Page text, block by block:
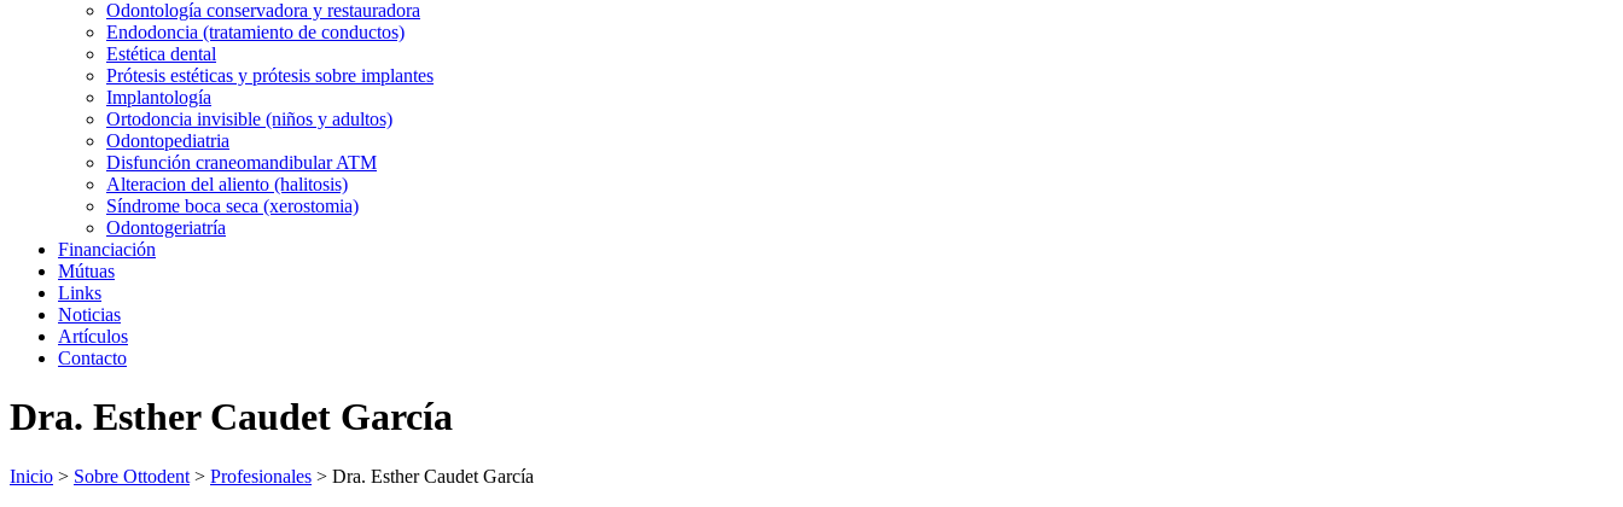
Odontología conservadora y restauradora
Endodoncia (tratamiento de conductos)
Estética dental
Prótesis estéticas y prótesis sobre implantes
Implantología
Ortodoncia invisible (niños y adultos)
Odontopediatria
Disfunción craneomandibular ATM
Alteracion del aliento (halitosis)
Síndrome boca seca (xerostomia)
Odontogeriatría
Financiación
Mútuas
Links
Noticias
Artículos
Contacto
Dra. Esther Caudet García
Inicio > Sobre Ottodent > Profesionales > Dra. Esther Caudet García